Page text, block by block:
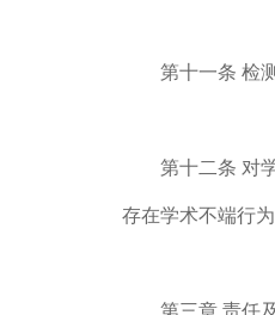
第十一条 检
第十二条 对
存在学术不端行